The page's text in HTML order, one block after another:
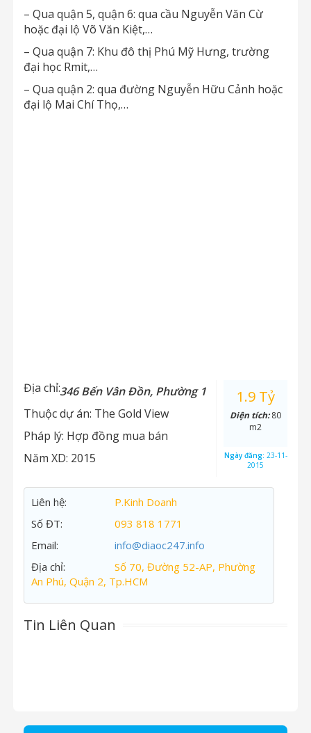
– Qua quận 5, quận 6: qua cầu Nguyễn Văn Cừ
hoặc đại lộ Võ Văn Kiệt,…
– Qua quận 7: Khu đô thị Phú Mỹ Hưng, trường
đại học Rmit,…
– Qua quận 2: qua đường Nguyễn Hữu Cảnh hoặc
đại lộ Mai Chí Thọ,…
Địa chỉ:346 Bến Vân Đồn, Phường 1
Thuộc dự án: The Gold View
Pháp lý: Hợp đồng mua bán
Năm XD: 2015
1.9 Tỷ
Diện tích:80
m2
Ngày đăng: 23-11-
2015
Liên hệ:
P.Kinh Doanh
Số ĐT:
093 818 1771
Email:
info@diaoc247.info
Địa chỉ:
Số 70, Đường 52-AP, Phường
An Phú, Quận 2, Tp.HCM
Tin Liên Quan